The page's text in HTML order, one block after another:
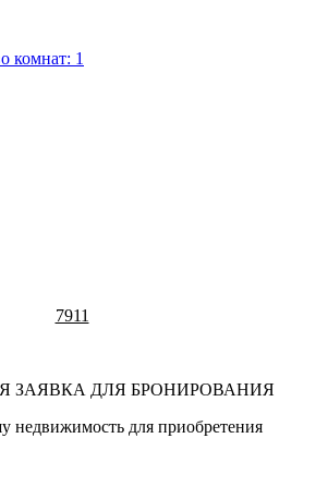
комнат: 1
7911
ЗАЯВКА ДЛЯ БРОНИРОВАНИЯ
недвижимость для приобретения